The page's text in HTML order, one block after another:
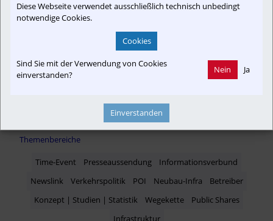
Interessensgruppen
Austria-In-Motion
Die Rote Elektrische
Verkehrsforum BGL & RW
Branchenbeitrag
Anrainer
Themenbereiche
Time-Event Presseaussendung
Informationsverbund
Newslink
Verkehrspolitik POI Neubau-Infra
Betreiber
Konzept | Studien | Statistik
Wegekette
Public Shares
Infrastruktur
Diese Webseite verwendet ausschließlich technisch unbedingt
notwendige Cookies.
Cookies
Sind Sie mit der Verwendung von Cookies
einverstanden?
Nein Ja
Einverstanden